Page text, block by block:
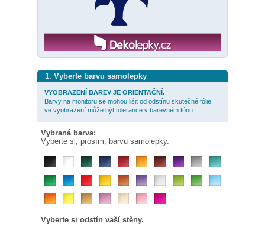
1. Vyberte barvu samolepky
VYOBRAZENÍ BAREV JE ORIENTAČNÍ.
Barvy na monitoru se mohou lišit od odstínu skutečné fólie,
ve vyobrazení může být tolerance v barevném tónu.
Vybraná barva:
Vyberte si, prosím, barvu samolepky.
Vyberte si odstín vaší stěny.